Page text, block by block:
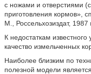
с ножами и отверстиями
приготовления кормов»,
М., Россельхозиздат, 1987
К недостаткам известного
качество измельченных
Наиболее близким по
полезной модели